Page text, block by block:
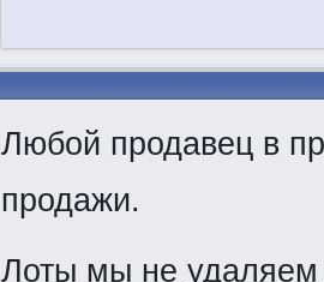
Любой продавец в
продажи.
Лоты мы не удаляем